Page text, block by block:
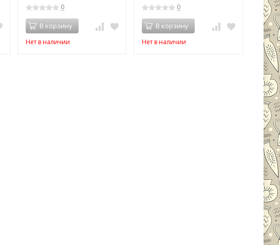
0
В корзину
Нет в наличии
0
В корзину
Нет в наличии